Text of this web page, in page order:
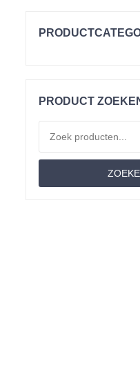
Enkele Bedden
PRODUCT